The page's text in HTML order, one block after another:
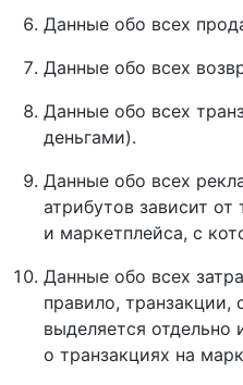
Данные обо всех
Данные обо всех
Данные обо всех
деньгами).
Данные обо всех
атрибутов зависит
и маркетплейса, с
Данные обо всех
правило,
выделяется отдельно
о транзакциях на